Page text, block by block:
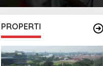
PROPERTI